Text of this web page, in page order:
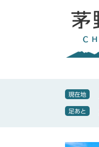
現在地
足あと